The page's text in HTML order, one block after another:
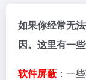
如果你经常无
因。这里有一
软件屏蔽 ：一